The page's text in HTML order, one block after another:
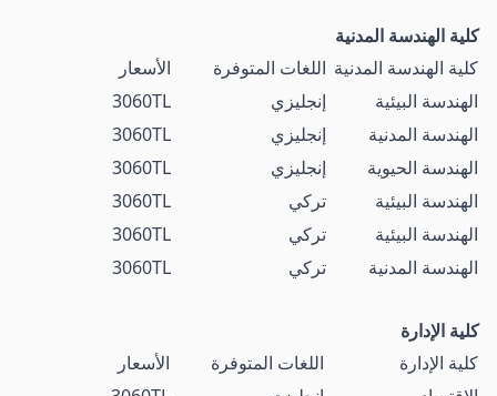
كلية الهندسة المدنية
كلية الهندسة المدنية اللغات المتوفرة
الأسعار
الهندسة البيئية
إنجليزي
3060TL
الهندسة المدنية
إنجليزي
3060TL
الهندسة الحيوية
إنجليزي
3060TL
الهندسة البيئية
تركي
3060TL
الهندسة البيئية
تركي
3060TL
الهندسة المدنية
تركي 3060TL
كلية الإدارة
كلية الإدارة
اللغات المتوفرة
الأسعار